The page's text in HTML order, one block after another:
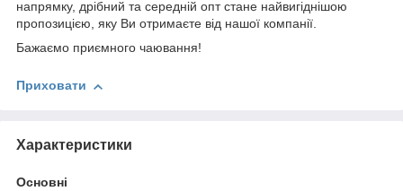
напрямку, дрібний та середній опт стане найвигіднішою
пропозицією, яку Ви отримаєте від нашої компанії.
Бажаємо приємного чаювання!
Приховати
Характеристики
Основні